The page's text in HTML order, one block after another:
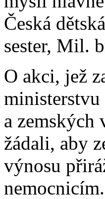
Česká
sester, Mil.
O akci, jež
ministerstvu
a zemských
žádali, aby
výnosu
nemocnicím.